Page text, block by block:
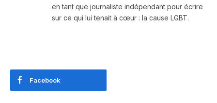
en tant que journaliste indépendant pour écrire
sur ce qui lui tenait à cœur : la cause LGBT.
Facebook